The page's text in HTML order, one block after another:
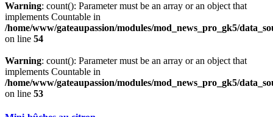
Warning: count(): Parameter must be an array or an object that
implements Countable in
/home/www/gateaupassion/modules/mod_news_pro_gk5/
on line 54
Warning: count(): Parameter must be an array or an object that
implements Countable in
/home/www/gateaupassion/modules/mod_news_pro_gk5/
on line 53